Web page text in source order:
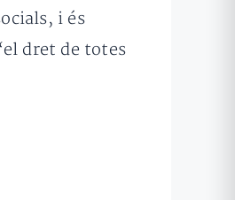
i és
dret de totes